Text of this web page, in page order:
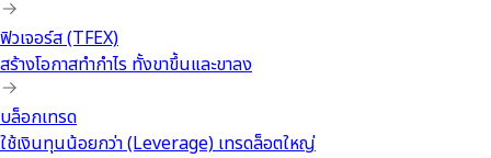
ฟิวเจอร์ส (TFEX)
สร้างโอกาสทำกำไร ทั้งขาขึ้นและขาลง
บล็อกเทรด
ใช้เงินทุนน้อยกว่า (Leverage) เทรดล็อตใหญ่